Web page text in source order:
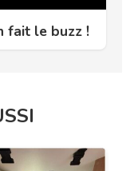
fait le buzz !